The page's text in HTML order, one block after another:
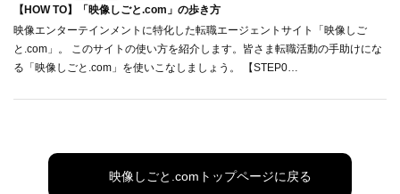
【HOW TO】「映像しごと.com」の歩き方
映像エンターテインメントに特化した転職エージェントサイト「映像しご
と.com」。 このサイトの使い方を紹介します。皆さま転職活動の手助けにな
る「映像しごと.com」を使いこなしましょう。 【STEP0…
映像しごと.comトップページに戻る